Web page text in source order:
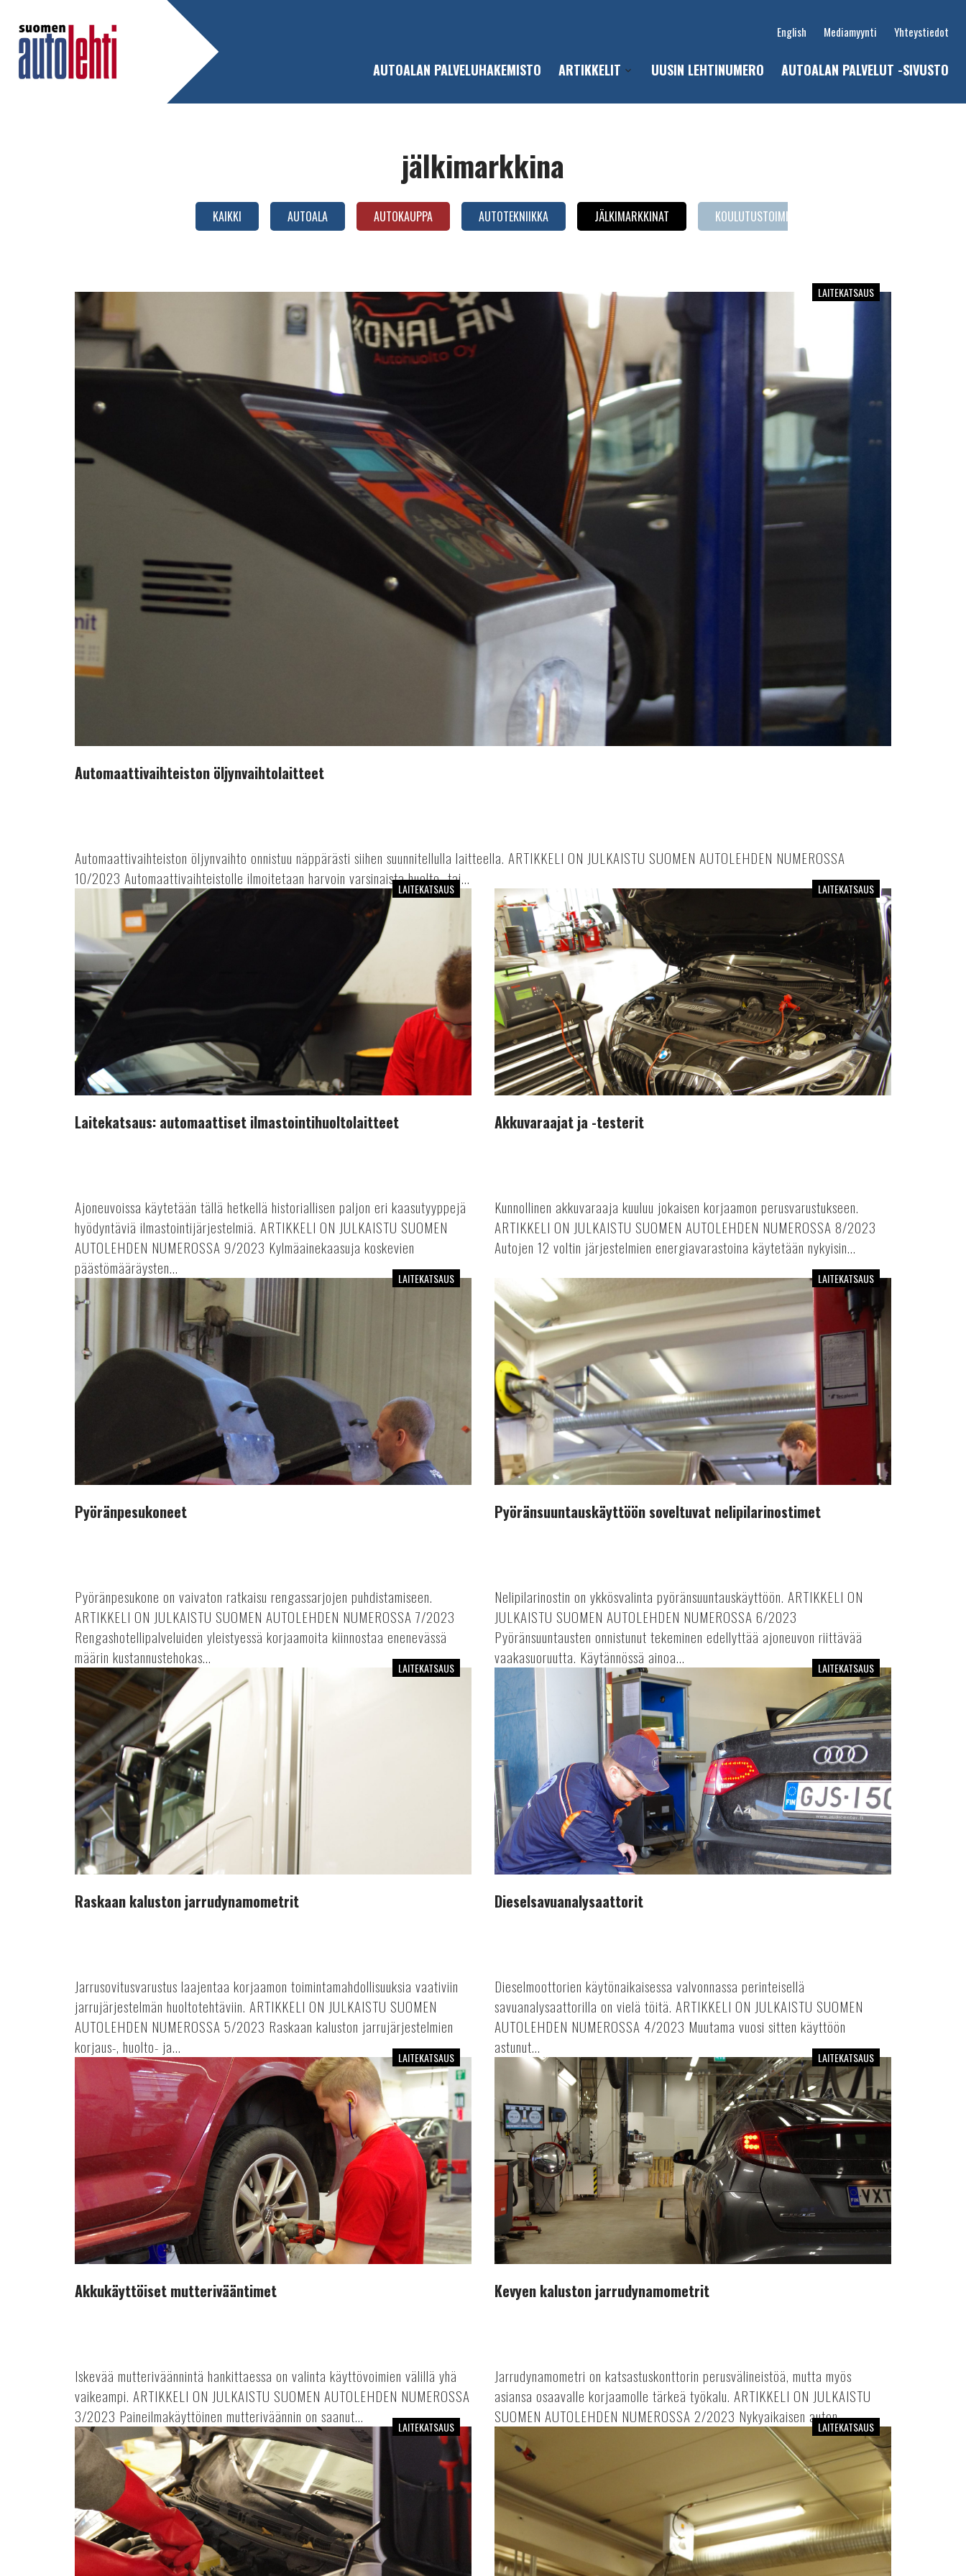
English Mediamyynti Yhteystiedot
AUTOALAN PALVELUHAKEMISTO ARTIKKELIT
sub-
UUSIN LEHTINUMERO AUTOALAN PALVELUT -SIVUSTO
jälkimarkkina
KAIKKI AUTOALA AUTOKAUPPA AUTOTEKNIIKKA JÄLKIMARKKINAT KOULUTUSTOIMINTA
Automaattivaihteiston
öljynvaihtolaitteet
LAITEKATSAUS
Automaattivaihteiston öljynvaihtolaitteet
Automaattivaihteiston öljynvaihto onnistuu näppärästi siihen suunnitellulla laitteella. ARTIKKELI ON JULKAISTU SUOMEN AUTOLEHDEN NUMEROSSA
10/2023 Automaattivaihteistolle ilmoitetaan harvoin varsinaista huolto- tai...
Laitekatsaus:
automaattiset
ilmastointihuoltolaitteet
LAITEKATSAUS
Laitekatsaus: automaattiset ilmastointihuoltolaitteet
Ajoneuvoissa käytetään tällä hetkellä historiallisen paljon eri kaasutyyppejä
hyödyntäviä ilmastointijärjestelmiä. ARTIKKELI ON JULKAISTU SUOMEN
AUTOLEHDEN NUMEROSSA 9/2023 Kylmäainekaasuja koskevien
päästömääräysten...
Akkuvaraajat
testerit
LAITEKATSAUS
Akkuvaraajat ja -testerit
Kunnollinen akkuvaraaja kuuluu jokaisen korjaamon perusvarustukseen.
ARTIKKELI ON JULKAISTU SUOMEN AUTOLEHDEN NUMEROSSA 8/2023
Autojen 12 voltin järjestelmien energiavarastoina käytetään nykyisin...
LAITEKATSAUS
Pyöränpesukoneet
Pyöränpesukone on vaivaton ratkaisu rengassarjojen puhdistamiseen.
ARTIKKELI ON JULKAISTU SUOMEN AUTOLEHDEN NUMEROSSA 7/2023
Rengashotellipalveluiden yleistyessä korjaamoita kiinnostaa enenevässä
määrin kustannustehokas...
Pyöränsuuntauskäyttöön
soveltuvat
nelipilarinostimet
LAITEKATSAUS
Pyöränsuuntauskäyttöön soveltuvat nelipilarinostimet
Nelipilarinostin on ykkösvalinta pyöränsuuntauskäyttöön. ARTIKKELI ON
JULKAISTU SUOMEN AUTOLEHDEN NUMEROSSA 6/2023
Pyöränsuuntausten onnistunut tekeminen edellyttää ajoneuvon riittävää
vaakasuoruutta. Käytännössä ainoa...
kaluston
jarrudynamometrit
LAITEKATSAUS
Raskaan kaluston jarrudynamometrit
Jarrusovitusvarustus laajentaa korjaamon toimintamahdollisuuksia vaativiin
jarrujärjestelmän huoltotehtäviin. ARTIKKELI ON JULKAISTU SUOMEN
AUTOLEHDEN NUMEROSSA 5/2023 Raskaan kaluston jarrujärjestelmien
korjaus-, huolto- ja...
Dieselsavuanalysaattorit LAITEKATSAUS
Dieselsavuanalysaattorit
Dieselmoottorien käytönaikaisessa valvonnassa perinteisellä
savuanalysaattorilla on vielä töitä. ARTIKKELI ON JULKAISTU SUOMEN
AUTOLEHDEN NUMEROSSA 4/2023 Muutama vuosi sitten käyttöön
astunut...
Akkukäyttöiset
mutterivääntimet
LAITEKATSAUS
Akkukäyttöiset mutterivääntimet
Iskevää mutteriväännintä hankittaessa on valinta käyttövoimien välillä yhä
vaikeampi. ARTIKKELI ON JULKAISTU SUOMEN AUTOLEHDEN NUMEROSSA
3/2023 Paineilmakäyttöinen mutteriväännin on saanut...
jarrudynamometrit
LAITEKATSAUS
Kevyen kaluston jarrudynamometrit
Jarrudynamometri on katsastuskonttorin perusvälineistöä, mutta myös
asiansa osaavalle korjaamolle tärkeä työkalu. ARTIKKELI ON JULKAISTU
SUOMEN AUTOLEHDEN NUMEROSSA 2/2023 Nykyaikaisen auton...
Korkeajännitesuojatut
käsityökalut
LAITEKATSAUS
Helmasta
nostavat
kaksoissaksinostimet
LAITEKATSAUS